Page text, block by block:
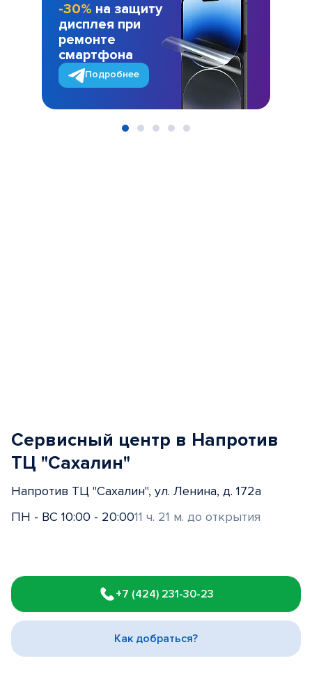
-30% на защиту
дисплея при
ремонте
смартфона
Подробнее
Сервисный центр в Напротив
ТЦ "Сахалин"
Напротив ТЦ "Сахалин", ул. Ленина, д. 172а
ПН - ВС 10:00 - 20:0011 ч. 21 м. до открытия
1
of
3
+7 (424) 231-30-23
Как добраться?